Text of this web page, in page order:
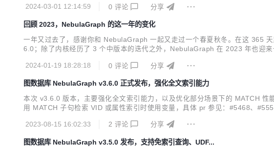
2024-03-01 12:14:59 0 评论 分享
回顾 2023，NebulaGraph 的这一年的变化
一年又过去了，感谢你和 NebulaGraph 一起又走过一个春夏秋冬。在这 365
6.0；除了内核经历了 3 个中版本的迭代之外，NebulaGraph 在 2023 年也迎来
2024-01-19 18:28:18 0 评论 分享
图数据库 NebulaGraph v3.6.0 正式发布，强化全文索引能力
本次 v3.6.0 版本，主要强化全文索引能力，以及优化部分场景下的 MATCH
用 MATCH 子句检索 VID 或属性索引时使用变量，具体 pr 参见：#5468、
2023-08-15 16:02:33
2 评论 分享
图数据库 NebulaGraph v3.5.0 发布，支持免索引查询、UDF...